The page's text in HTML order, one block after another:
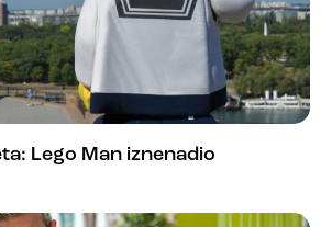
Lego Man iznenadio